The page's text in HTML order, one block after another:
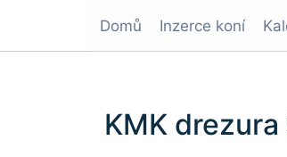
Domů Inzerce koní
KMK